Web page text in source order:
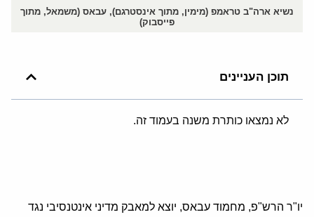
נשיא ארה"ב טראמפ (מימין, מתוך אינסטרגם), עבאס (משמאל, מתוך
פייסבוק)
תוכן העניינים
לא נמצאו כותרת משנה בעמוד זה.
יו"ר הרש"פ, מחמוד עבאס, יוצא למאבק מדיני אינטנסיבי נגד